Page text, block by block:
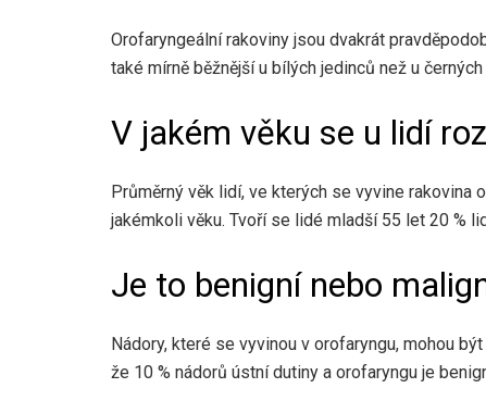
Orofaryngeální rakoviny jsou dvakrát
také mírně běžnějšíu bílých jedinců než u černých
V jakém věku se u lidí
Průměrný věk lidí, ve kterých se vyvine rakovina
jakémkoli věku. Tvoří se lidé mladší 55 let 20 %
Je to benigní nebo
Nádory, které se vyvinou v orofaryngu, mohou
že 10 % nádorů ústní dutiny a orofaryngu je